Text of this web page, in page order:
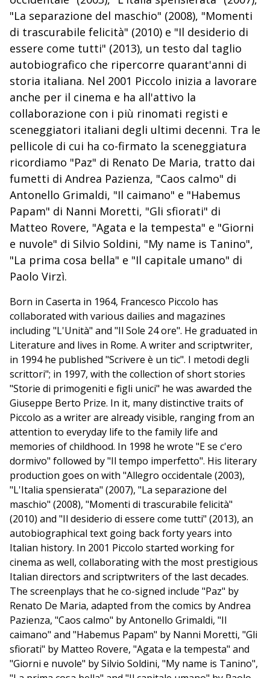
"La separazione del maschio" (2008), "Momenti
di trascurabile felicità" (2010) e "Il desiderio di
essere come tutti" (2013), un testo dal taglio
autobiografico che ripercorre quarant'anni di
storia italiana. Nel 2001 Piccolo inizia a lavorare
anche per il cinema e ha all'attivo la
collaborazione con i più rinomati registi e
sceneggiatori italiani degli ultimi decenni. Tra le
pellicole di cui ha co-firmato la sceneggiatura
ricordiamo "Paz" di Renato De Maria, tratto dai
fumetti di Andrea Pazienza, "Caos calmo" di
Antonello Grimaldi, "Il caimano" e "Habemus
Papam" di Nanni Moretti, "Gli sfiorati" di
Matteo Rovere, "Agata e la tempesta" e "Giorni
e nuvole" di Silvio Soldini, "My name is Tanino",
"La prima cosa bella" e "Il capitale umano" di
Paolo Virzì.
Born in Caserta in 1964, Francesco Piccolo has
collaborated with various dailies and magazines
including "L'Unità" and "Il Sole 24 ore". He graduated in
Literature and lives in Rome. A writer and scriptwriter,
in 1994 he published "Scrivere è un tic". I metodi degli
scrittori"; in 1997, with the collection of short stories
"Storie di primogeniti e figli unici" he was awarded the
Giuseppe Berto Prize. In it, many distinctive traits of
Piccolo as a writer are already visible, ranging from an
attention to everyday life to the family life and
memories of childhood. In 1998 he wrote "E se c'ero
dormivo" followed by "Il tempo imperfetto". His literary
production goes on with "Allegro occidentale (2003),
"L'Italia spensierata" (2007), "La separazione del
maschio" (2008), "Momenti di trascurabile felicità"
(2010) and "Il desiderio di essere come tutti" (2013), an
autobiographical text going back forty years into
Italian history. In 2001 Piccolo started working for
cinema as well, collaborating with the most prestigious
Italian directors and scriptwriters of the last decades.
The screenplays that he co-signed include "Paz" by
Renato De Maria, adapted from the comics by Andrea
Pazienza, "Caos calmo" by Antonello Grimaldi, "Il
caimano" and "Habemus Papam" by Nanni Moretti, "Gli
sfiorati" by Matteo Rovere, "Agata e la tempesta" and
"Giorni e nuvole" by Silvio Soldini, "My name is Tanino",